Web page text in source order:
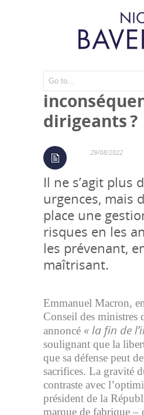
Insouciance
dirigeants ?
29/08/2022
Il ne s’agit plus
urgences, mais
place une
risques en les
les prévenant,
maîtrisant.
Emmanuel Macron,
Conseil des ministres
annoncé « la fin de
soulignant que la
que sa défense peut
sacrifices. La gravité
contraste avec
président de la
marque de fabrique –